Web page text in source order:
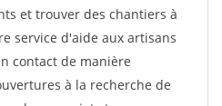
et trouver des chantiers à
service d'aide aux artisans
contact de manière
à la recherche de